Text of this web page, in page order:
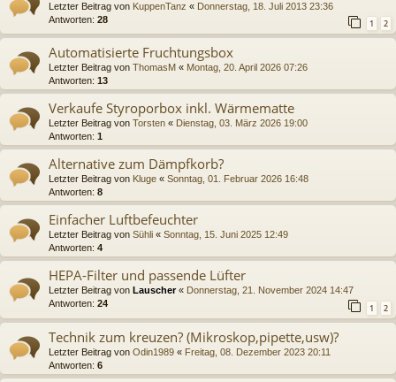
Letzter Beitrag von KuppenTanz « Donnerstag, 18. Juli 2013 23:36
Antworten: 28 1 2
Automatisierte Fruchtungsbox
Letzter Beitrag von ThomasM « Montag, 20. April 2026 07:26
Antworten: 13
Verkaufe Styroporbox inkl. Wärmematte
Letzter Beitrag von Torsten « Dienstag, 03. März 2026 19:00
Antworten: 1
Alternative zum Dämpfkorb?
Letzter Beitrag von Kluge « Sonntag, 01. Februar 2026 16:48
Antworten: 8
Einfacher Luftbefeuchter
Letzter Beitrag von Sühli « Sonntag, 15. Juni 2025 12:49
Antworten: 4
HEPA-Filter und passende Lüfter
Letzter Beitrag von Lauscher« Donnerstag, 21. November 2024 14:47
Antworten: 24 1 2
Technik zum kreuzen? (Mikroskop,pipette,usw)?
Letzter Beitrag von Odin1989 « Freitag, 08. Dezember 2023 20:11
Antworten: 6